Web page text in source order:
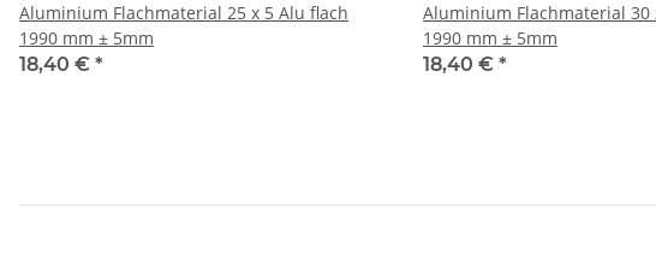
Aluminium Flachmaterial 25 x 5 Alu flach
1990 mm ± 5mm
18,40 € *
Aluminium Flachmaterial 30 x 2 Alu lach
1990 mm ± 5mm
18,40 € *